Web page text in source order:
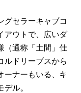
グセラーキャブコ
アウトで、広いダ
（通称「土間」仕
ルドリーブスから
ーナーもいる、キ
ル。